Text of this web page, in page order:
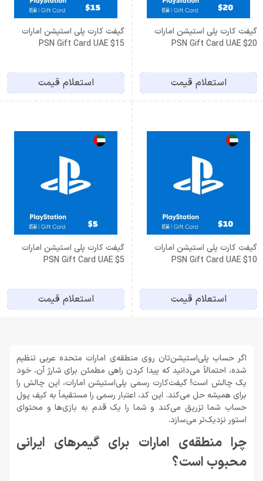
گیفت کارت پلی استیشن امارات
PSN Gift Card UAE $20
استعلام قیمت
گیفت کارت پلی استیشن امارات
PSN Gift Card UAE $15
استعلام قیمت
گیفت کارت پلی استیشن امارات
PSN Gift Card UAE $10
استعلام قیمت
گیفت کارت پلی استیشن امارات
PSN Gift Card UAE $5
استعلام قیمت
اگر حساب پلی‌استیشن‌تان روی منطقه‌ی امارات متحده عربی تنظیم
شده، احتمالاً می‌دانید که پیدا کردن راهی مطمئن برای شارژ آن، خود
یک چالش است! گیفت‌کارت رسمی پلی‌استیشن امارات، این چالش را
برای همیشه حل می‌کند. این کد، اعتبار رسمی را مستقیماً به کیف پول
حساب شما تزریق می‌کند و شما را یک قدم به بازی‌ها و محتوای
استور نزدیک‌تر می‌سازد.
چرا منطقه‌ی امارات برای گیمرهای ایرانی
محبوب است؟